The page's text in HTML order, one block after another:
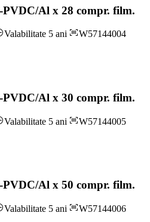
Al x 28 compr. film.
Valabilitate 5 ani
W57144004
Al x 30 compr. film.
Valabilitate 5 ani
W57144005
Al x 50 compr. film.
Valabilitate 5 ani
W57144006